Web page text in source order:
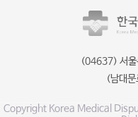
(04637) 서울
(남대
Copyright Korea Medical